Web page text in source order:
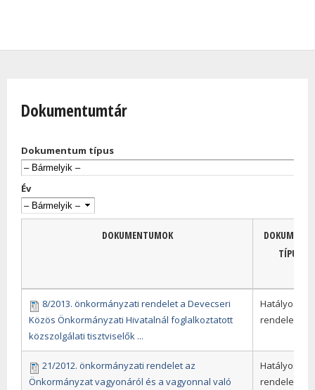
Dokumentumtár
Dokumentum típus
Év
DOKUMENTUMOK
TÍPUSA
8/2013. önkormányzati rendelet a Devecseri
Közös Önkormányzati Hivatalnál foglalkoztatott
közszolgálati tisztviselők ...
Hatályos
rendeletek
21/2012. önkormányzati rendelet az
Önkormányzat vagyonáról és a vagyonnal való
Hatályos
rendeletek